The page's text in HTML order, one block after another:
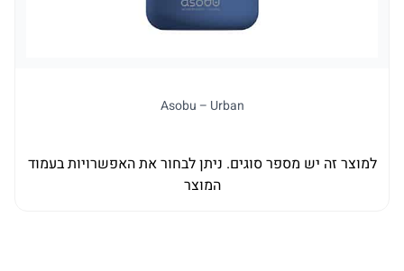
Asobu – Urban
למוצר זה יש מספר סוגים. ניתן לבחור את האפשרויות בעמוד
המוצר